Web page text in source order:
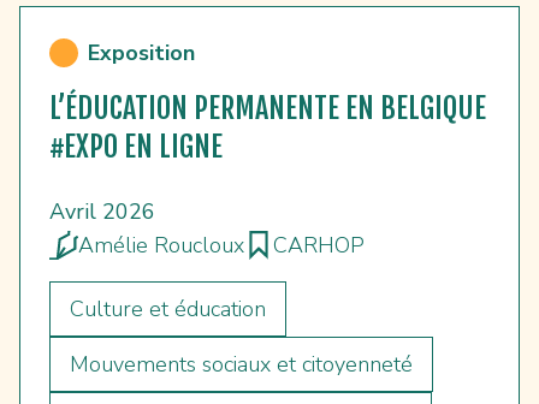
Exposition
L’ÉDUCATION PERMANENTE EN BELGIQUE
#EXPO EN LIGNE
Avril 2026
Amélie Roucloux
CARHOP
Culture et éducation
Mouvements sociaux et citoyenneté